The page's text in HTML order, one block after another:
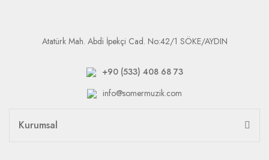
Atatürk Mah. Abdi İpekçi Cad. No:42/1 SÖKE/AYDIN
+90 (533) 408 68 73
info@somermuzik.com
Kurumsal